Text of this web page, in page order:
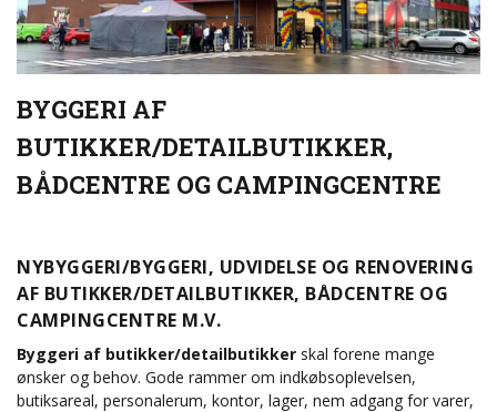
BYGGERI AF
BUTIKKER/DETAILBUTIKKER,
BÅDCENTRE OG CAMPINGCENTRE
NYBYGGERI/BYGGERI, UDVIDELSE OG RENOVERING
AF BUTIKKER/DETAILBUTIKKER, BÅDCENTRE OG
CAMPINGCENTRE M.V.
Byggeri af butikker/detailbutikker skal forene mange
ønsker og behov. Gode rammer om indkøbsoplevelsen,
butiksareal, personalerum, kontor, lager, nem adgang for varer,